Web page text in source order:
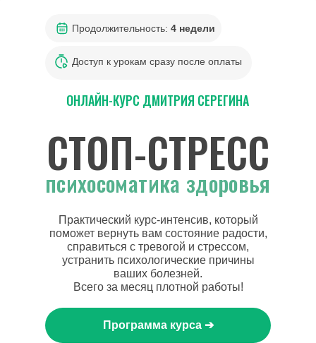
Продолжительность: 4 недели
ОНЛАЙН-КУРС ДМИТРИЯ СЕРЕГИНА
СТОП-СТРЕСС
психосоматика здоровья
Доступ к урокам сразу после оплаты
Практический курс-интенсив, который
поможет вернуть вам состояние радости,
справиться с тревогой и стрессом,
устранить психологические причины
ваших болезней.
Всего за месяц плотной работы!
Программа курса ➔